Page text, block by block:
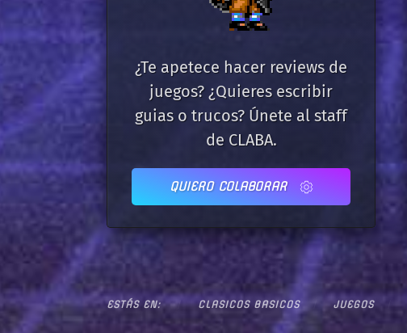
¿Te apetece hacer reviews de
juegos? ¿Quieres escribir
guias o trucos? Únete al staff
de CLABA.
QUIERO COLABORAR
ESTÁS EN: CLASICOS BASICOS JUEGOS